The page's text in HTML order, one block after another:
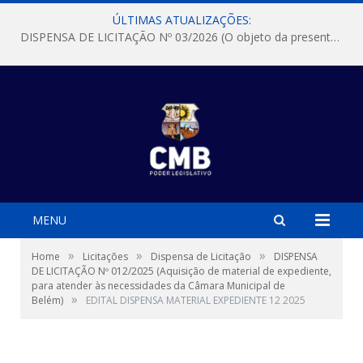
ÚLTIMAS ATUALIZAÇÕES:
DISPENSA DE LICITAÇÃO Nº 03/2026 (O objeto da presente dispensa é a escolha da proposta mais vantajosa para a aquisição, de aparelhos de ar condicionado, tipo Split, com material de instalação e fogão industrial, conforme condições, quantidades e exigências estabelecidas no termo de referencia e neste aviso de contratação direta e seus anexos)
MENU
Home » Licitações » Dispensa de Licitação »
DISPENSA
DE LICITAÇÃO Nº 012/2025 (Aquisição de material de expediente,
para atender às necessidades da Câmara Municipal de
Belém) » EDITAL DISPENSA MATERIAL EXPEDIENTE 12 2025